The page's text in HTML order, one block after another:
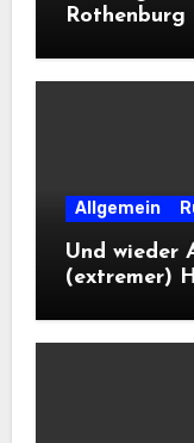
Allgemein
Und wieder
(extremer)